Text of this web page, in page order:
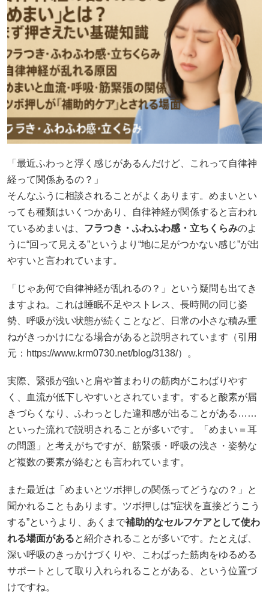
「最近ふわっと浮く感じがあるんだけど、これって自律神
経って関係あるの？」
そんなふうに相談されることがよくあります。めまいとい
っても種類はいくつかあり、自律神経が関係すると言われ
ているめまいは、 フラつき・ふわふわ感・立ちくらみのよ
うに“回って見える”というより“地に足がつかない感じ”が出
やすいと言われています。
「じゃあ何で自律神経が乱れるの？」という疑問も出てき
ますよね。これは睡眠不足やストレス、長時間の同じ姿
勢、呼吸が浅い状態が続くことなど、日常の小さな積み重
ねがきっかけになる場合があると説明されています（引用
元： https://www.krm0730.net/blog/3138/）。
実際、緊張が強いと肩や首まわりの筋肉がこわばりやす
く、血流が低下しやすいとされています。すると酸素が届
きづらくなり、ふわっとした違和感が出ることがある……
といった流れで説明されることが多いです。「めまい＝耳
の問題」と考えがちですが、筋緊張・呼吸の浅さ・姿勢な
ど複数の要素が絡むとも言われています。
また最近は「めまいとツボ押しの関係ってどうなの？」と
聞かれることもあります。ツボ押しは“症状を直接どうこう
する”というより、あくまで補助的なセルフケアとして使わ
れる場面があると紹介されることが多いです。たとえば、
深い呼吸のきっかけづくりや、こわばった筋肉をゆるめる
サポートとして取り入れられることがある、という位置づ
けですね。